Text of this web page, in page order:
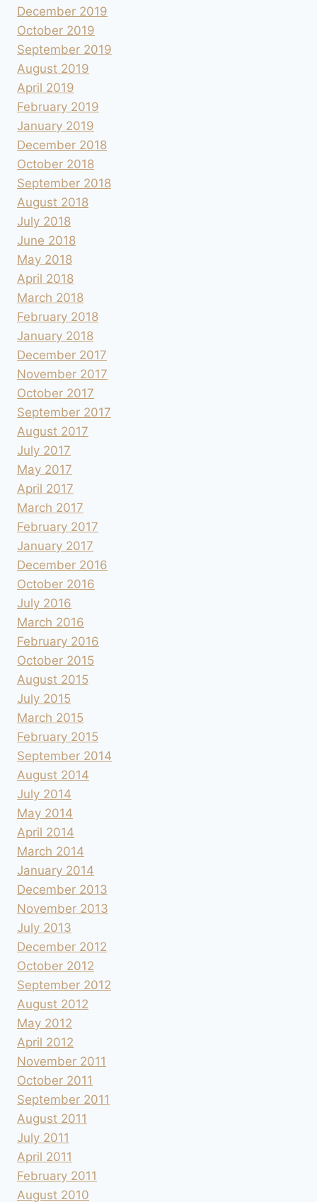
December 2019
October 2019
September 2019
August 2019
April 2019
February 2019
January 2019
December 2018
October 2018
September 2018
August 2018
July 2018
June 2018
May 2018
April 2018
March 2018
February 2018
January 2018
December 2017
November 2017
October 2017
September 2017
August 2017
July 2017
May 2017
April 2017
March 2017
February 2017
January 2017
December 2016
October 2016
July 2016
March 2016
February 2016
October 2015
August 2015
July 2015
March 2015
February 2015
September 2014
August 2014
July 2014
May 2014
April 2014
March 2014
January 2014
December 2013
November 2013
July 2013
December 2012
October 2012
September 2012
August 2012
May 2012
April 2012
November 2011
October 2011
September 2011
August 2011
July 2011
April 2011
February 2011
August 2010